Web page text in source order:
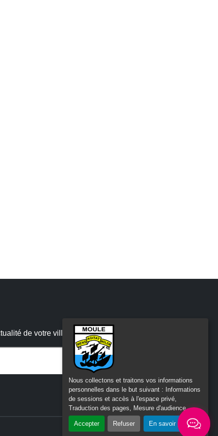
Nous collectons et traitons vos informations
personnelles dans le but suivant :
Informations
de sessions et accès à l'espace privé,
Traduction des pages, Mesure d'audience.
Accepter Refuser En savoir plus
de votre ville
champ vide :